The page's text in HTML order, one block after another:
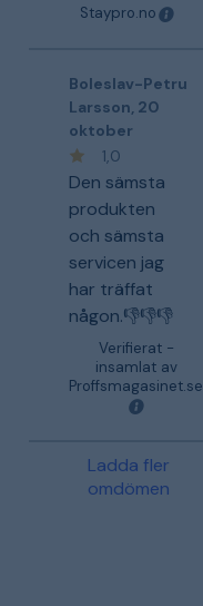
Staypro.no
Boleslav-Petru
Larsson, 20
oktober
1,0
Den sämsta
produkten
och sämsta
servicen jag
har träffat
någon.👎👎👎
Verifierat -
insamlat av
Proffsmagasinet.se
Ladda fler
omdömen